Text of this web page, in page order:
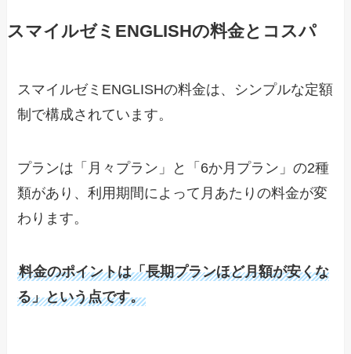
スマイルゼミENGLISHの料金とコスパ
スマイルゼミENGLISHの料金は、シンプルな定額
制で構成されています。
プランは「月々プラン」と「6か月プラン」の2種
類があり、利用期間によって月あたりの料金が変
わります。
料金のポイントは「長期プランほど月額が安くな
る」という点です。